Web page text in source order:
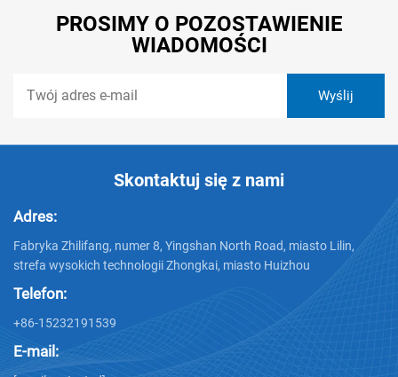
PROSIMY O POZOSTAWIENIE
WIADOMOŚCI
Skontaktuj się z nami
Adres:
Fabryka Zhilifang, numer 8, Yingshan North Road, miasto Lilin,
strefa wysokich technologii Zhongkai, miasto Huizhou
Telefon:
+86-15232191539
E-mail: